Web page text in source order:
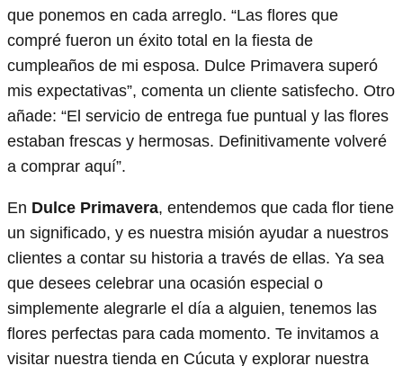
que ponemos en cada arreglo. “Las flores que
compré fueron un éxito total en la fiesta de
cumpleaños de mi esposa. Dulce Primavera superó
mis expectativas”, comenta un cliente satisfecho. Otro
añade: “El servicio de entrega fue puntual y las flores
estaban frescas y hermosas. Definitivamente volveré
a comprar aquí”.
En Dulce Primavera, entendemos que cada flor tiene
un significado, y es nuestra misión ayudar a nuestros
clientes a contar su historia a través de ellas. Ya sea
que desees celebrar una ocasión especial o
simplemente alegrarle el día a alguien, tenemos las
flores perfectas para cada momento. Te invitamos a
visitar nuestra tienda en Cúcuta y explorar nuestra